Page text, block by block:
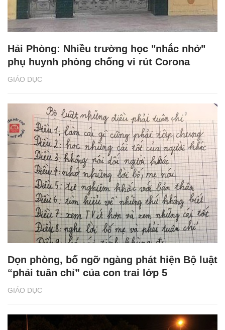
GIÁO DỤC
Hải Phòng: Nhiều trường học "nhắc nhở"
phụ huynh phòng chống vi rút Corona
GIÁO DỤC
Dọn phòng, bố ngỡ ngàng phát hiện Bộ luật
“phải tuân chỉ” của con trai lớp 5